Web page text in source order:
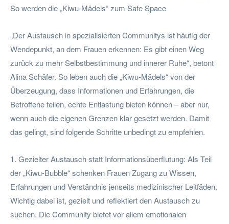
So werden die „Kiwu-Mädels“ zum Safe Space
„Der Austausch in spezialisierten Communitys ist häufig der
Wendepunkt, an dem Frauen erkennen: Es gibt einen Weg
zurück zu mehr Selbstbestimmung und innerer Ruhe“, betont
Alina Schäfer. So leben auch die „Kiwu-Mädels“ von der
Überzeugung, dass Informationen und Erfahrungen, die
Betroffene teilen, echte Entlastung bieten können – aber nur,
wenn auch die eigenen Grenzen klar gesetzt werden. Damit
das gelingt, sind folgende Schritte unbedingt zu empfehlen.
1. Gezielter Austausch statt Informationsüberflutung: Als Teil
der „Kiwu-Bubble“ schenken Frauen Zugang zu Wissen,
Erfahrungen und Verständnis jenseits medizinischer Leitfäden.
Wichtig dabei ist, gezielt und reflektiert den Austausch zu
suchen. Die Community bietet vor allem emotionalen